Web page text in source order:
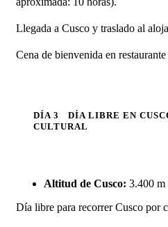
Llegada a Cusco y traslado al
Cena de bienvenida en
DÍA 3
DÍA LIBRE EN
CULTURAL
Altitud de Cusco: 3.400 m
Día libre para recorrer Cusco por